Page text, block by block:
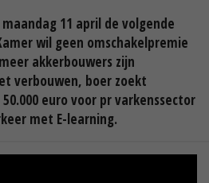
11 april de volgende
wil geen omschakelpremie
akkerbouwers zijn
verbouwen, boer zoekt
euro voor pr varkenssector
met E-learning.